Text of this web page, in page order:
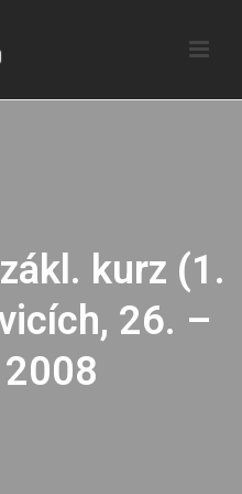
kurz (1.
26. –